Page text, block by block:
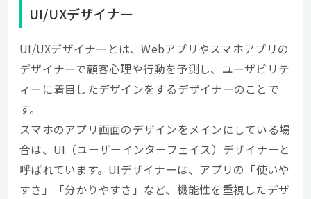
UI/UXデザイナー
UI/UXデザイナーとは、Webアプリやスマホアプリの
デザイナーで顧客心理や行動を予測し、ユーザビリテ
ィーに着目したデザインをするデザイナーのことで
す。
スマホのアプリ画面のデザインをメインにしている場
合は、UI（ユーザーインターフェイス）デザイナーと
呼ばれています。UIデザイナーは、アプリの「使いや
すさ」「分かりやすさ」など、機能性を重視したデザ